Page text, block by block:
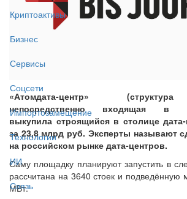
Криптоактивы
Бизнес
Сервисы
Соцсети
Импортозамещение
Технологии
ИИ
Связь
«Атомдата-центр»
непосредственно входящая в
выкупила строящийся в столице
за 23,8 млрд руб. Эксперты называют
на российском рынке дата-центров.
Саму площадку планируют запустить в
рассчитана на 3640 стоек и
МВт.